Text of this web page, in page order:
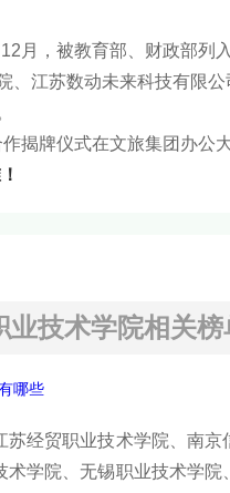
月，被教育部、财政部列
江苏数动未来科技有限公
揭牌仪式在文旅集团办公大
业技术学院相关榜
哪些
经贸职业技术学院、南
学院、无锡职业技术学院